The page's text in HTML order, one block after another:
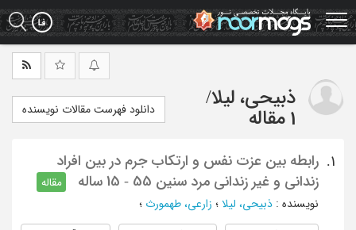
Skip
to
main
ذبیحی، لیلا/
1 مقاله
دانلود فهرست مقالات نویسنده
1.
رابطه بین عزت نفس و ارتکاب جرم در بین افراد
زندانی و غیر زندانی مرد سنین 55 - 15 ساله
مقاله
نویسنده : ذبیحی، لیلا ؛ زارعی، طهمورث ؛